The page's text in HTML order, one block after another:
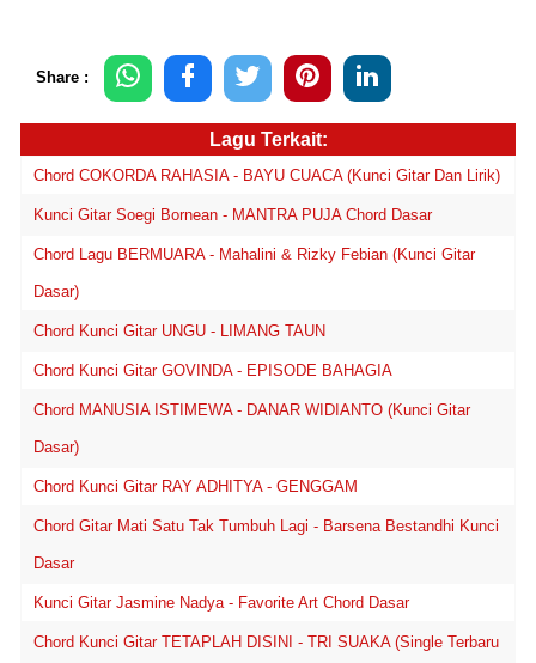
Share :
Lagu Terkait:
Chord COKORDA RAHASIA - BAYU CUACA (Kunci Gitar Dan Lirik)
Kunci Gitar Soegi Bornean - MANTRA PUJA Chord Dasar
Chord Lagu BERMUARA - Mahalini & Rizky Febian (Kunci Gitar
Dasar)
Chord Kunci Gitar UNGU - LIMANG TAUN
Chord Kunci Gitar GOVINDA - EPISODE BAHAGIA
Chord MANUSIA ISTIMEWA - DANAR WIDIANTO (Kunci Gitar
Dasar)
Chord Kunci Gitar RAY ADHITYA - GENGGAM
Chord Gitar Mati Satu Tak Tumbuh Lagi - Barsena Bestandhi Kunci
Dasar
Kunci Gitar Jasmine Nadya - Favorite Art Chord Dasar
Chord Kunci Gitar TETAPLAH DISINI - TRI SUAKA (Single Terbaru